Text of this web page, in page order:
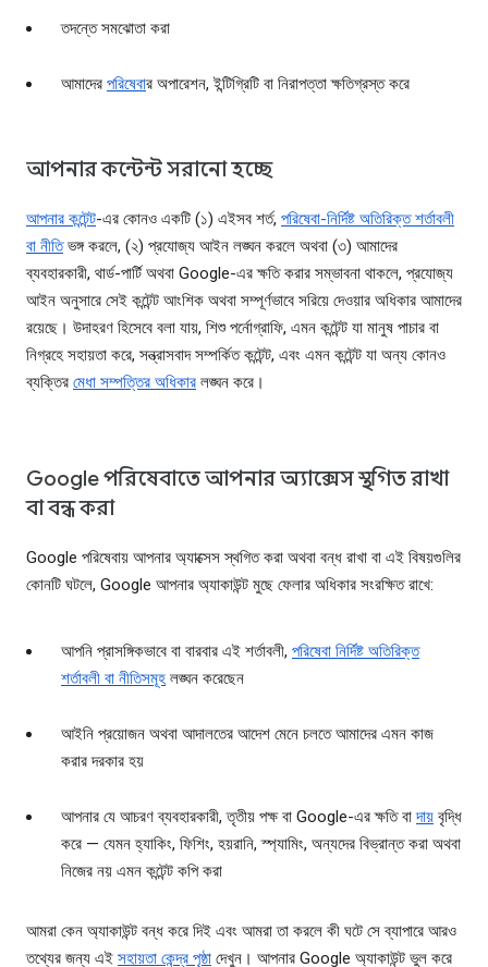
তদন্তে সমঝোতা করা
আমাদের পরিষেবার অপারেশন, ইন্টিগ্রিটি বা নিরাপত্তা ক্ষতিগ্রস্ত করে
আপনার কন্টেন্ট সরানো হচ্ছে
আপনার কন্টেন্ট-এর কোনও একটি (১) এইসব শর্ত, পরিষেবা-নির্দিষ্ট অতিরিক্ত শর্তাবলী
বা নীতিভঙ্গ করলে, (২) প্রযোজ্য আইন লঙ্ঘন করলে অথবা (৩) আমাদের
ব্যবহারকারী, থার্ড-পার্টি অথবা Google-এর ক্ষতি করার সম্ভাবনা থাকলে, প্রযোজ্য
আইন অনুসারে সেই কন্টেন্ট আংশিক অথবা সম্পূর্ণভাবে সরিয়ে দেওয়ার অধিকার আমাদের
রয়েছে। উদাহরণ হিসেবে বলা যায়, শিশু পর্নোগ্রাফি, এমন কন্টেন্ট যা মানুষ পাচার বা
নিগ্রহে সহায়তা করে, সন্ত্রাসবাদ সম্পর্কিত কন্টেন্ট, এবং এমন কন্টেন্ট যা অন্য কোনও
ব্যক্তির মেধা সম্পত্তির অধিকার লঙ্ঘন করে।
Google পরিষেবাতে আপনার অ্যাক্সেস স্থগিত রাখা
বা বন্ধ করা
Google পরিষেবায় আপনার অ্যাক্সেস স্থগিত করা অথবা বন্ধ রাখা বা এই বিষয়গুলির
কোনটি ঘটলে, Google আপনার অ্যাকাউন্ট মুছে ফেলার অধিকার সংরক্ষিত রাখে:
আপনি প্রাসঙ্গিকভাবে বা বারবার এই শর্তাবলী, পরিষেবা নির্দিষ্ট অতিরিক্ত
শর্তাবলী বা নীতিসমূহ লঙ্ঘন করেছেন
আইনি প্রয়োজন অথবা আদালতের আদেশ মেনে চলতে আমাদের এমন কাজ
করার দরকার হয়
আপনার যে আচরণ ব্যবহারকারী, তৃতীয় পক্ষ বা Google-এর ক্ষতি বাদায় বৃদ্ধি
করে — যেমন হ্যাকিং, ফিশিং, হয়রানি, স্প্যামিং, অন্যদের বিভ্রান্ত করা অথবা
নিজের নয় এমন কন্টেন্ট কপি করা
আমরা কেন অ্যাকাউন্ট বন্ধ করে দিই এবং আমরা তা করলে কী ঘটে সে ব্যাপারে আরও
তথ্যের জন্য এই সহায়তা কেন্দ্র পৃষ্ঠা দেখুন। আপনার Google অ্যাকাউন্ট ভুল করে